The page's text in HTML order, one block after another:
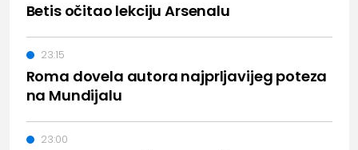
Betis očitao lekciju Arsenalu
Roma dovela autora najprljavijeg poteza
na Mundijalu
23:15
23:00